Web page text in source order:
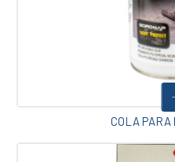
COLA PARA